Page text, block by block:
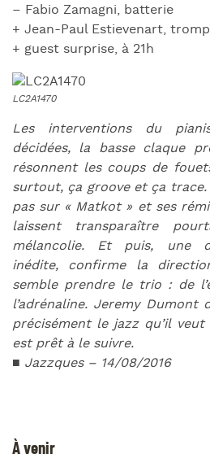
– Fabio Zamagni, batterie
+ Jean-Paul Estievenart,
+ guest surprise, à 21h
Les interventions du
décidées, la basse claque
résonnent les coups de
surtout, ça groove et ça
pas sur « Matkot » et ses
laissent transparaître
mélancolie. Et puis, une
inédite, confirme la
semble prendre le trio : de
l’adrénaline. Jeremy
précisément le jazz qu’il
est prêt à le suivre.
■ Jazzques – 14/08/2016
À venir